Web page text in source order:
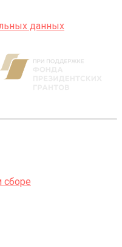
данных
сборе